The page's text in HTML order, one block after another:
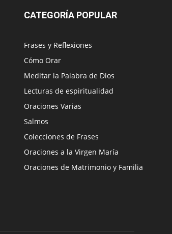
CATEGORÍA POPULAR
Frases y Reflexiones
Cómo Orar
Meditar la Palabra de Dios
Lecturas de espiritualidad
Oraciones Varias
Salmos
Colecciones de Frases
Oraciones a la Virgen María
Oraciones de Matrimonio y Familia